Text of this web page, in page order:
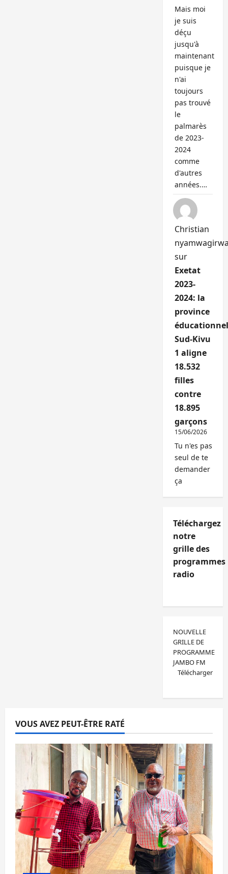
Mais moi
je suis
déçu
jusqu'à
maintenant
puisque je
n'ai
toujours
pas trouvé
le
palmarès
de 2023-
2024
comme
d'autres
années.…
Christian
sur
Exetat
2023-
2024: la
province
Sud-Kivu
1 aligne
18.532
filles
contre
18.895
garçons
15/06/2026
Tu n'es pas
seul de te
demander
ça
Téléchargez
notre
grille des
programmes
radio
NOUVELLE
GRILLE DE
PROGRAMME
JAMBO FM
Télécharger
VOUS AVEZ PEUT-ÊTRE RATÉ